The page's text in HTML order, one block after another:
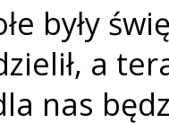
były
a
nas